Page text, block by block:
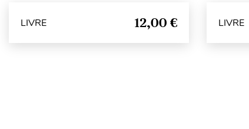
LIVRE 12,00 € LIVRE